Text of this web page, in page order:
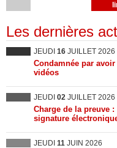
Les dernières
JEUDI 16 JUILLET 2026
Condamnée par
vidéos
JEUDI 02 JUILLET 2026
Charge de la preuve
signature
JEUDI 11 JUIN 2026